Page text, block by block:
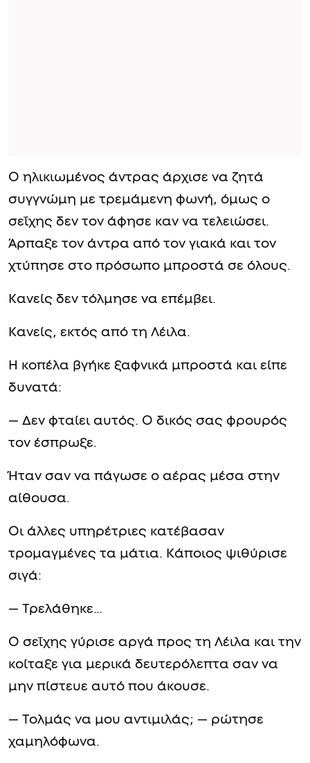
Ο ηλικιωμένος άντρας άρχισε να ζητά
συγγνώμη με τρεμάμενη φωνή, όμως ο
σεΐχης δεν τον άφησε καν να τελειώσει.
Άρπαξε τον άντρα από τον γιακά και τον
χτύπησε στο πρόσωπο μπροστά σε όλους.
Κανείς δεν τόλμησε να επέμβει.
Κανείς, εκτός από τη Λέιλα.
Η κοπέλα βγήκε ξαφνικά μπροστά και είπε
δυνατά:
— Δεν φταίει αυτός. Ο δικός σας φρουρός
τον έσπρωξε.
Ήταν σαν να πάγωσε ο αέρας μέσα στην
αίθουσα.
Οι άλλες υπηρέτριες κατέβασαν
τρομαγμένες τα μάτια. Κάποιος ψιθύρισε
σιγά:
— Τρελάθηκε…
Ο σεΐχης γύρισε αργά προς τη Λέιλα και την
κοίταξε για μερικά δευτερόλεπτα σαν να
μην πίστευε αυτό που άκουσε.
— Τολμάς να μου αντιμιλάς; — ρώτησε
χαμηλόφωνα.